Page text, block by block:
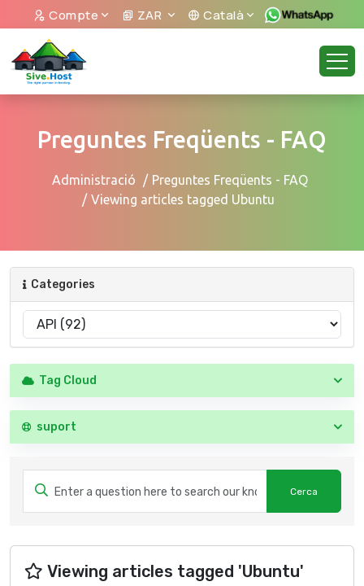
Compte ZAR Català
Preguntes Freqüents - FAQ
Administració
Preguntes Freqüents - FAQ
Viewing articles tagged Ubuntu
Categories
Tag Cloud
suport
Viewing articles tagged 'Ubuntu'